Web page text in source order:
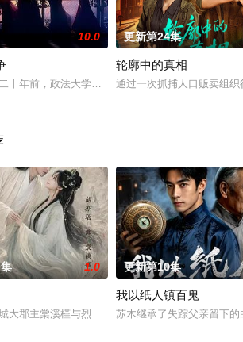
10.0
十年前，政法大学法律专业尖子生李洁决定争取保
更新第24集
轮廓中的真相
通过一次抓捕人口贩卖组织
1.0
大郡主棠溪槿与烈云峥之间曲折动人的情感，以及
更新第10集
我以纸人镇百鬼
苏木继承了失踪父亲留下